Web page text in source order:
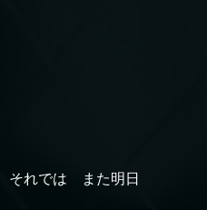
それでは また明日